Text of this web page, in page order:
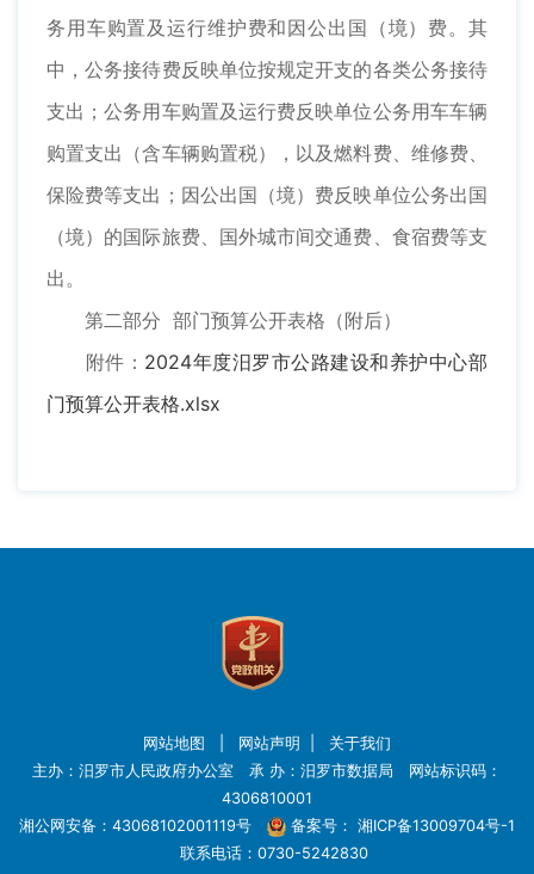
务用车购置及运行维护费和因公出国（境）费。其
中，公务接待费反映单位按规定开支的各类公务接待
支出；公务用车购置及运行费反映单位公务用车车辆
购置支出（含车辆购置税），以及燃料费、维修费、
保险费等支出；因公出国（境）费反映单位公务出国
（境）的国际旅费、国外城市间交通费、食宿费等支
出。
第二部分 部门预算公开表格（附后）
附件： 2024年度汨罗市公路建设和养护中心部
门预算公开表格.xlsx
网站地图 网站声明
关于我们
主办：汨罗市人民政府办公室 承 办：汨罗市数据局 网站标识码：
4306810001
湘公网安备：43068102001119号
备案号： 湘ICP备13009704号-1
联系电话：0730-5242830